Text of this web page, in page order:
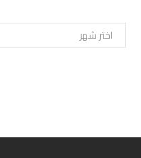
الأرشيف